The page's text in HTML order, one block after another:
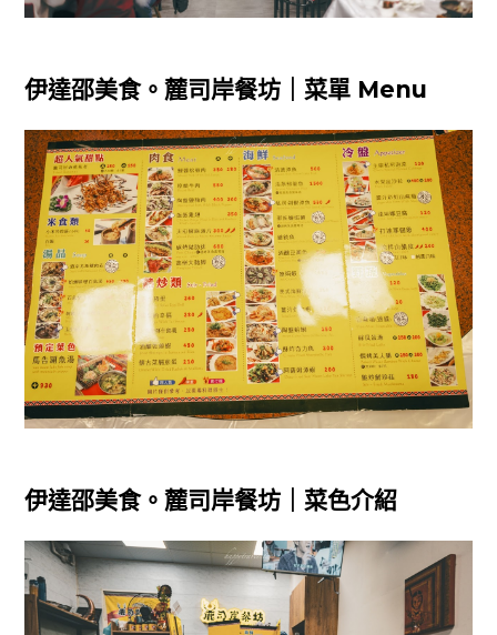
伊達邵美食。麓司岸餐坊｜菜單 Menu
伊達邵美食。麓司岸餐坊｜菜色介紹